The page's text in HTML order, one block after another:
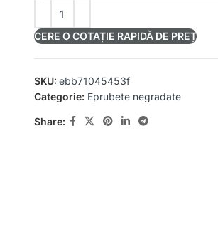
CERE O COTAȚIE RAPIDĂ DE PREȚ
SKU: ebb71045453f
Categorie: Eprubete negradate
Share: